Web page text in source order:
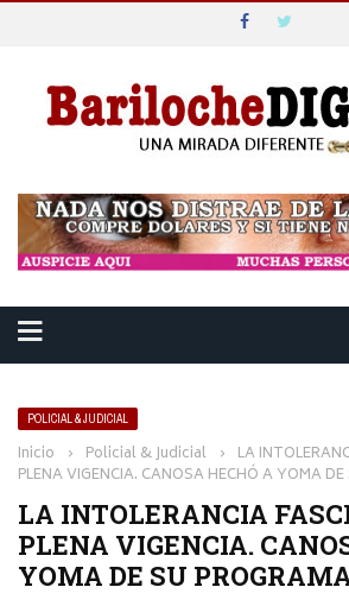
POLICIAL & JUDICIAL
Inicio › Policial & Judicial › LA
PLENA VIGENCIA. CANOSA HECHÓ A YOMA
LA INTOLERANCIA
PLENA VIGENCIA.
YOMA DE SU